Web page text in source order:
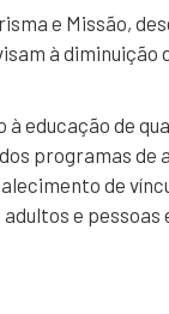
e Missão,
à diminuição
educação de
programas
de
e